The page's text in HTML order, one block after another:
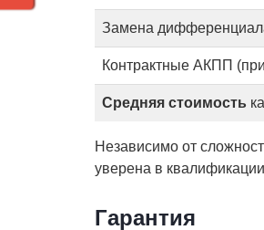
Замена
Контрактные АКПП
Средняя стоимость
Независимо от
уверена в
Гарантия